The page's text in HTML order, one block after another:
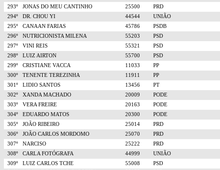
293º
JONAS DO MEU CANTINHO 25500
PRD
294º
DR. CHOU YI 44544
UNIÃO
295º
CANAAN FARIAS 45786
PSDB
296º
NUTRICIONISTA MILENA 55203
PSD
297º
VINI REIS 55321
PSD
298º
LUIZ AIRTON 55700
PSD
299º
CRISTIANE VACCA 11033
PP
300º
TENENTE TEREZINHA 11911
PP
301º
LIDIO SANTOS 13456
PT
302º
XANDA MACHADO 20009
PODE
303º
VERA FREIRE 20163
PODE
304º
EDUARDO MATOS 20300
PODE
305º
JOÃO RIBEIRO 25014
PRD
306º
JOÃO CARLOS MORDOMO 25070
PRD
307º
NARCISO 25222
PRD
308º
CARLA FOTÓGRAFA 44999
UNIÃO
309º
LUIZ CARLOS TCHE 55008
PSD